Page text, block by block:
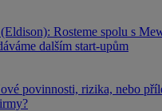
Rosteme spolu s
dalším start-upům
povinnosti, rizika, nebo